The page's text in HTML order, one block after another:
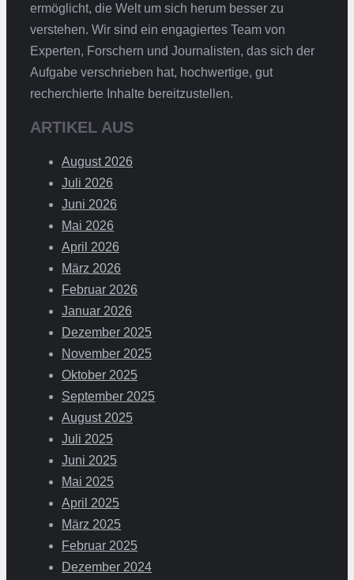
ermöglicht, die Welt um sich herum besser zu
verstehen. Wir sind ein engagiertes Team von
Experten, Forschern und Journalisten, das sich der
Aufgabe verschrieben hat, hochwertige, gut
recherchierte Inhalte bereitzustellen.
ARTIKEL AUS
August 2026
Juli 2026
Juni 2026
Mai 2026
April 2026
März 2026
Februar 2026
Januar 2026
Dezember 2025
November 2025
Oktober 2025
September 2025
August 2025
Juli 2025
Juni 2025
Mai 2025
April 2025
März 2025
Februar 2025
Dezember 2024